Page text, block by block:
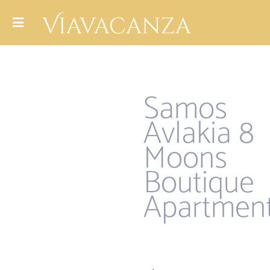
Samos
Avlakia 8
Moons
Boutique